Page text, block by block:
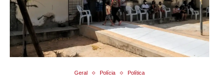
Geral Polícia Política